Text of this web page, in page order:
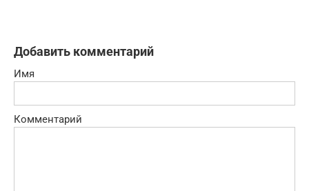
Добавить комментарий
Имя
Комментарий